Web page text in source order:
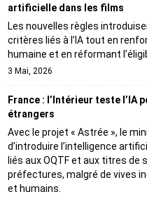
artificielle dans les films
Les nouvelles règles
critères liés à l’IA tout en
humaine et en réformant
3 Mai, 2026
France : l’Intérieur teste l’IA
étrangers
Avec le projet « Astrée », le
d’introduire l’intelligence
liés aux OQTF et aux titres de
préfectures, malgré de vives
et humains.